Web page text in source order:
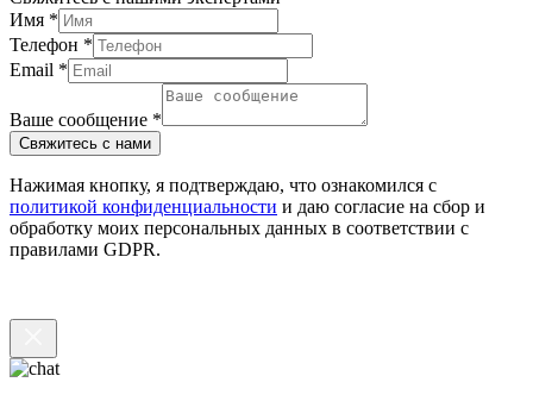
Имя *
Телефон *
Email *
Ваше сообщение *
Свяжитесь с нами
Нажимая кнопку, я подтверждаю, что ознакомился с
политикой конфиденциальности и даю согласие на сбор и
обработку моих персональных данных в соответствии с
правилами GDPR.